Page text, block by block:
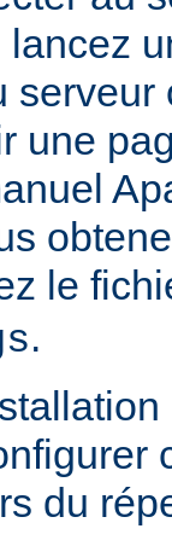
serveur
une
le
.
du